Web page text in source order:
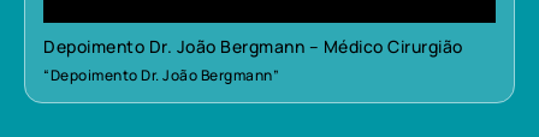
Depoimento Dr. João Bergmann – Médico Cirurgião
“Depoimento Dr. João Bergmann”